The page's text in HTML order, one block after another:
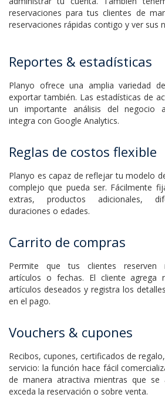
reservaciones rápidas contigo y ver sus
Planyo ofrece una amplia variedad
exportar también. Las estadísticas de
un importante análisis del negocio
integra con Google Analytics.
Planyo es capaz de reflejar tu modelo
complejo que pueda ser. Fácilmente
extras, productos adicionales,
duraciones o edades.
Permite que tus clientes reserven
artículos o fechas. El cliente agrega
artículos deseados y registra los
en el pago.
Recibos, cupones, certificados de
servicio: la función hace fácil
de manera atractiva mientras que se
exceda la reservación o sobre venta.